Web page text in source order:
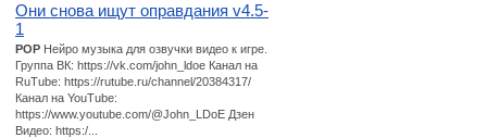
Они снова ищут оправдания v4.5-
1
POP Нейро музыка для озвучки видео к игре.
Группа ВК: https://vk.com/john_ldoe Канал на
RuTube: https://rutube.ru/channel/20384317/
Канал на YouTube:
https://www.youtube.com/@John_LDoE Дзен
Видео: https:/...